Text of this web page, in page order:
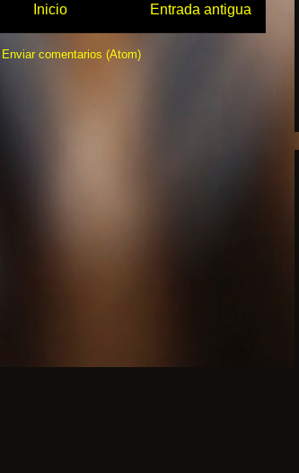
Entrada antigua
Inicio
Enviar comentarios (Atom)